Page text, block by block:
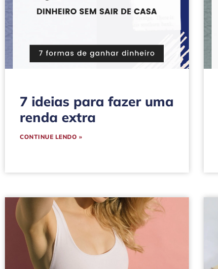
7 ideias para fazer uma
renda extra
CONTINUE LENDO »